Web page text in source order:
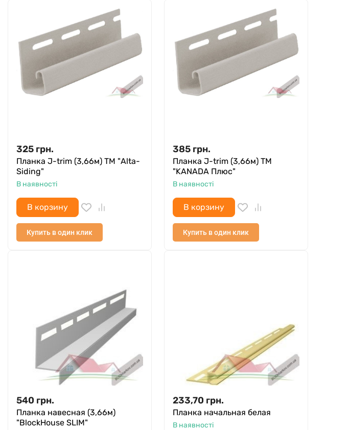
325 грн.
Планка J-trim (3,66м) ТМ "Alta-
Siding"
В наявності
В корзину
Купить в один клик
385 грн.
Планка J-trim (3,66м) ТМ
"KANADA Плюс"
В наявності
В корзину
Купить в один клик
540 грн.
Планка навесная (3,66м)
"BlockHouse SLIM"
233,70 грн.
Планка начальная белая
В наявності